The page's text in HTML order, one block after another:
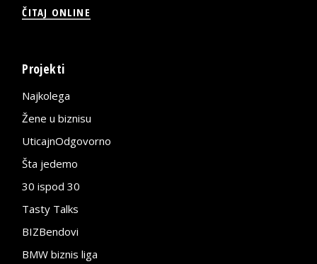
ČITAJ ONLINE
Projekti
Najkolega
Žene u biznisu
UticajnOdgovorno
Šta jedemo
30 ispod 30
Tasty Talks
BIZBendovi
BMW biznis liga